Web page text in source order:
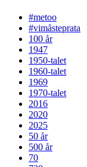
#metoo
#vimåsteprata
100 år
1947
1950-talet
1960-talet
1969
1970-talet
2016
2020
2025
50 år
500 år
70